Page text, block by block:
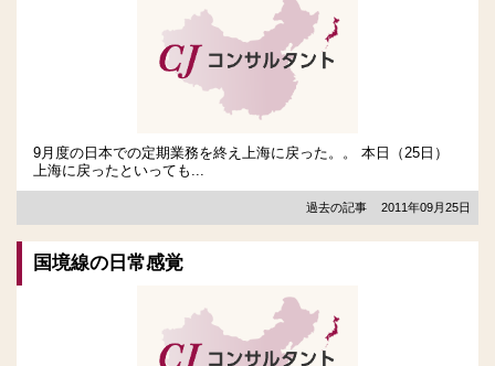
9月度の日本での定期業務を終え上海に戻った。。 本日（25日）
上海に戻ったといっても...
過去の記事 2011年09月25日
国境線の日常感覚